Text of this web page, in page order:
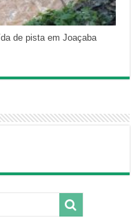
de pista em Joaçaba